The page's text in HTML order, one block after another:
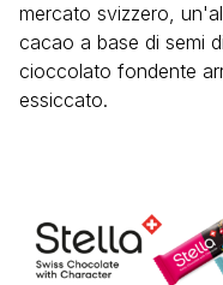
mercato svizzero,
cacao a base di semi
cioccolato fondente
essiccato.